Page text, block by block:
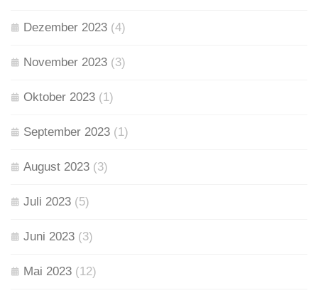
Dezember 2023 (4)
November 2023 (3)
Oktober 2023 (1)
September 2023 (1)
August 2023 (3)
Juli 2023 (5)
Juni 2023 (3)
Mai 2023 (12)